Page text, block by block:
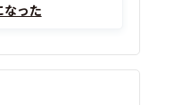
なった